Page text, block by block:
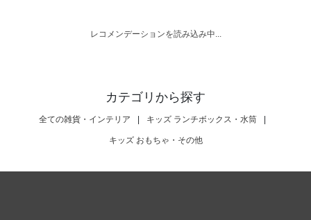
レコメンデーションを読み込み中...
カテゴリから探す
全ての雑貨・インテリア | キッズ ランチボックス・水筒 |
キッズ おもちゃ・その他